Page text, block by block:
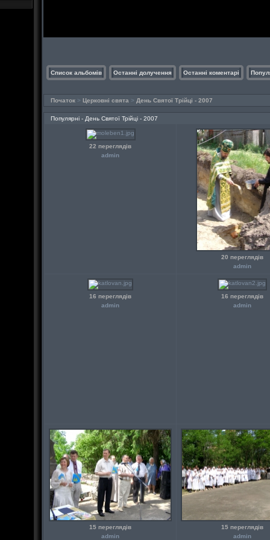
Список альбомів Останні долучення Останні коментарі
Початок > Церковні свята > День Святої Трійці - 2007
Популярні - День Святої Трійці - 2007
22 переглядів
admin
20 переглядів
admin
16 переглядів
admin
16 переглядів
admin
15 переглядів
admin
15 переглядів
admin